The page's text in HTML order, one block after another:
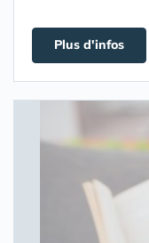
Plus d'infos